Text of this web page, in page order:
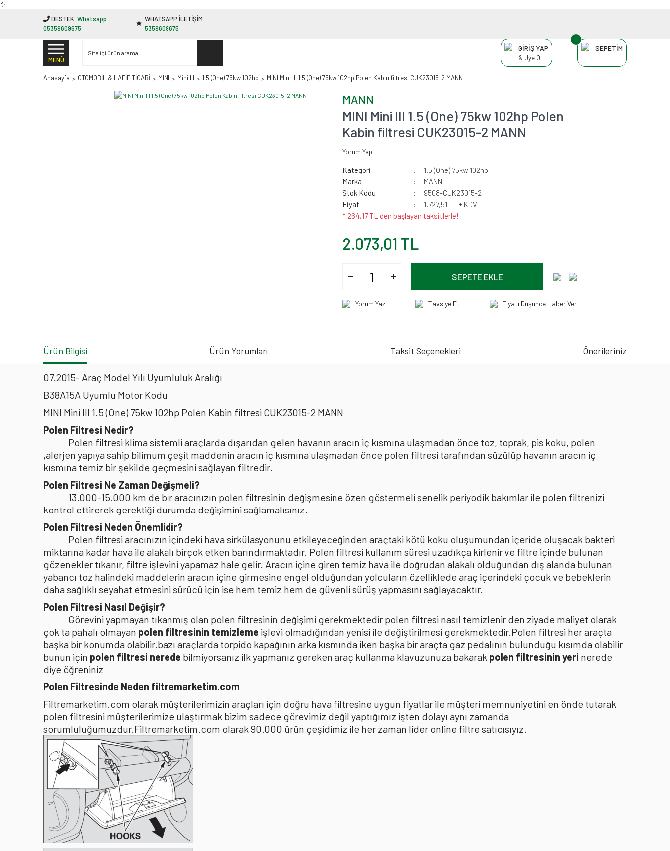
"');
DESTEK Whatsapp
05359609675
WHATSAPP İLETİŞİM
5359609675
MENÜ
GİRİŞ YAP
& Üye Ol
SEPETİM
Anasayfa OTOMOBİL & HAFİF TİCARİ MINI Mini III 1.5 (One) 75kw 102hp MINI Mini III 1.5 (One) 75kw 102hp Polen Kabin filtresi CUK23015-2 MANN
MANN
MINI Mini III 1.5 (One) 75kw 102hp Polen
Kabin filtresi CUK23015-2 MANN
Yorum Yap
Kategori
1.5 (One) 75kw 102hp
Marka
MANN
Stok Kodu
9508-CUK23015-2
Fiyat
1.727,51 TL + KDV
* 264,17 TL den başlayan taksitlerle!
2.073,01 TL
SEPETE EKLE
Yorum Yaz Tavsiye Et Fiyatı Düşünce Haber Ver
Ürün Bilgisi Ürün Yorumları Taksit Seçenekleri Önerileriniz
07.2015- Araç Model Yılı Uyumluluk Aralığı
B38A15A Uyumlu Motor Kodu
MINI Mini III 1.5 (One) 75kw 102hp Polen Kabin filtresi CUK23015-2 MANN
Polen Filtresi Nedir?
Polen filtresi klima sistemli araçlarda dışarıdan gelen havanın aracın iç kısmına ulaşmadan önce toz, toprak, pis koku, polen
,alerjen yapıya sahip bilimum çeşit maddenin aracın iç kısmına ulaşmadan önce polen filtresi tarafından süzülüp havanın aracın iç
kısmına temiz bir şekilde geçmesini sağlayan filtredir.
Polen Filtresi Ne Zaman Değişmeli?
13.000-15.000 km de bir aracınızın polen filtresinin değişmesine özen göstermeli senelik periyodik bakımlar ile polen filtrenizi
kontrol ettirerek gerektiği durumda değişimini sağlamalısınız.
Polen Filtresi Neden Önemlidir?
Polen filtresi aracınızın içindeki hava sirkülasyonunu etkileyeceğinden araçtaki kötü koku oluşumundan içeride oluşacak bakteri
miktarına kadar hava ile alakalı birçok etken barındırmaktadır. Polen filtresi kullanım süresi uzadıkça kirlenir ve filtre içinde bulunan
gözenekler tıkanır, filtre işlevini yapamaz hale gelir. Aracın içine giren temiz hava ile doğrudan alakalı olduğundan dış alanda bulunan
yabancı toz halindeki maddelerin aracın içine girmesine engel olduğundan yolcuların özelliklede araç içerindeki çocuk ve bebeklerin
daha sağlıklı seyahat etmesini sürücü için ise hem temiz hem de güvenli sürüş yapmasını sağlayacaktır.
Polen Filtresi Nasıl Değişir?
Görevini yapmayan tıkanmış olan polen filtresinin değişimi gerekmektedir polen filtresi nasıl temizlenir den ziyade maliyet olarak
çok ta pahalı olmayan polen filtresinin temizleme işlevi olmadığından yenisi ile değiştirilmesi gerekmektedir.Polen filtresi her araçta
başka bir konumda olabilir.bazı araçlarda torpido kapağının arka kısmında iken başka bir araçta gaz pedalının bulunduğu kısımda olabilir
bunun için polen filtresi nerede bilmiyorsanız ilk yapmanız gereken araç kullanma klavuzunuza bakarak polen filtresinin yeri nerede
diye öğreniniz
Polen Filtresinde Neden filtremarketim.com
Filtremarketim.com olarak müşterilerimizin araçları için doğru hava filtresine uygun fiyatlar ile müşteri memnuniyetini en önde tutarak
polen filtresini müşterilerimize ulaştırmak bizim sadece görevimiz değil yaptığımız işten dolayı aynı zamanda
sorumluluğumuzdur.Filtremarketim.com olarak 90.000 ürün çeşidimiz ile her zaman lider online filtre satıcısıyız.